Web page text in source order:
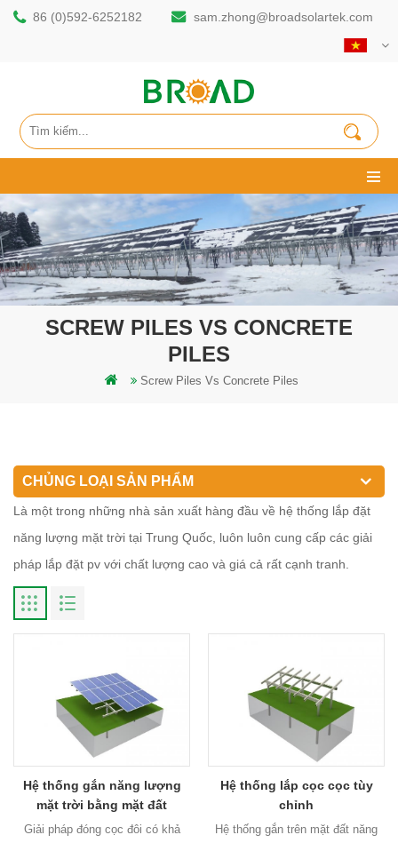
86 (0)592-6252182 sam.zhong@broadsolartek.com
SCREW PILES VS CONCRETE
PILES
Screw Piles Vs Concrete Piles
CHỦNG LOẠI SẢN PHẨM
Là một trong những nhà sản xuất hàng đầu về hệ thống lắp đặt
năng lượng mặt trời tại Trung Quốc, luôn luôn cung cấp các giải
pháp lắp đặt pv với chất lượng cao và giá cả rất cạnh tranh.
Hệ thống gắn năng lượng
mặt trời bằng mặt đất
Giải pháp đóng cọc đôi có khả
Hệ thống lắp cọc cọc tùy
chỉnh
Hệ thống gắn trên mặt đất năng